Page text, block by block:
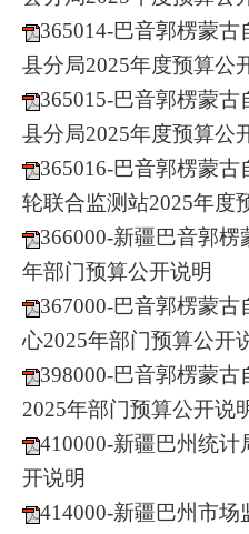
365014-巴音郭楞蒙
县分局2025年度预算公
365015-巴音郭楞蒙
县分局2025年度预算公
365016-巴音郭楞蒙
轮联合监测站2025年度
366000-新疆巴音郭
年部门预算公开说明
367000-巴音郭楞蒙
心2025年部门预算公开
398000-巴音郭楞蒙
2025年部门预算公开说
410000-新疆巴州统
开说明
414000-新疆巴州市场